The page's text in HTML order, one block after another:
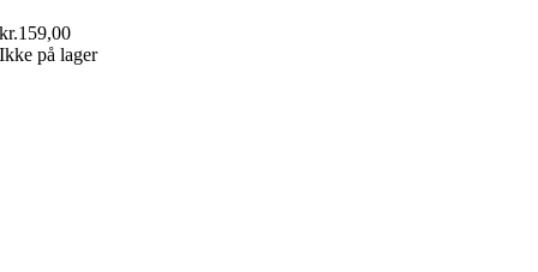
kr.159,00
Ikke på lager